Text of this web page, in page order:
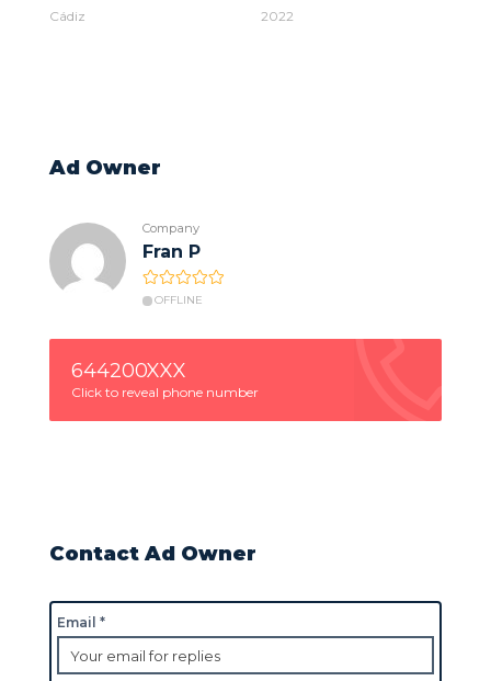
Cádiz
2022
Ad Owner
Company
Fran P
OFFLINE
644200XXX
Click to reveal phone number
Contact Ad Owner
Email *